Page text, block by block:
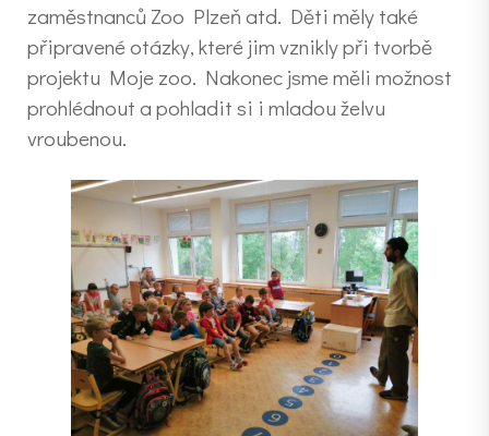
zaměstnanců Zoo Plzeň atd. Děti měly také
připravené otázky, které jim vznikly při tvorbě
projektu Moje zoo. Nakonec jsme měli možnost
prohlédnout a pohladit si i mladou želvu
vroubenou.